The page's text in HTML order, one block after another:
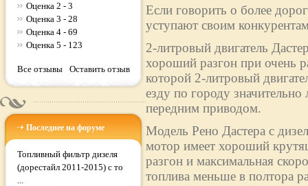
Оценка 2 - 3
Оценка 3 - 28
Оценка 4 - 69
Оценка 5 - 123
Все отзывы Оставить отзыв
Последнее на форуме
Топливный фильтр дизеля
(дорестайл 2011-2015) с то
...
Если говорить о более
уступают своим
2-литровый двигатель
хороший разгон при очень
которой 2-литровый
езду по городу
передним приводом.
Модель Рено Дастера с
мотор имеет хороший
разгон и максимальная
топлива меньше в полтора